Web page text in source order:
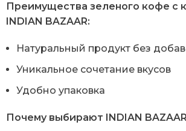
Преимущества зеленого кофе с
INDIAN BAZAAR:
Натуральный продукт без
Уникальное сочетание вкусов
Удобно упаковка
Почему выбирают INDIAN